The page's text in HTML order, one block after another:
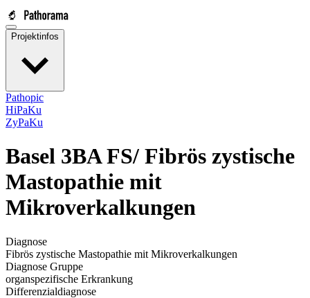
Projektinfos
Pathopic
HiPaKu
ZyPaKu
Basel 3BA FS/ Fibrös zystische
Mastopathie mit
Mikroverkalkungen
Diagnose
Fibrös zystische Mastopathie mit Mikroverkalkungen
Diagnose Gruppe
organspezifische Erkrankung
Differenzialdiagnose